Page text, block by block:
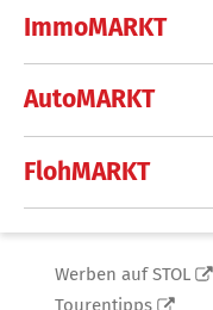
ImmoMARKT
AutoMARKT
FlohMARKT
Werben auf STOL
Tourentipps